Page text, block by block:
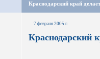
Краснодарский край
7 февраля 2005 г.
Краснодарский